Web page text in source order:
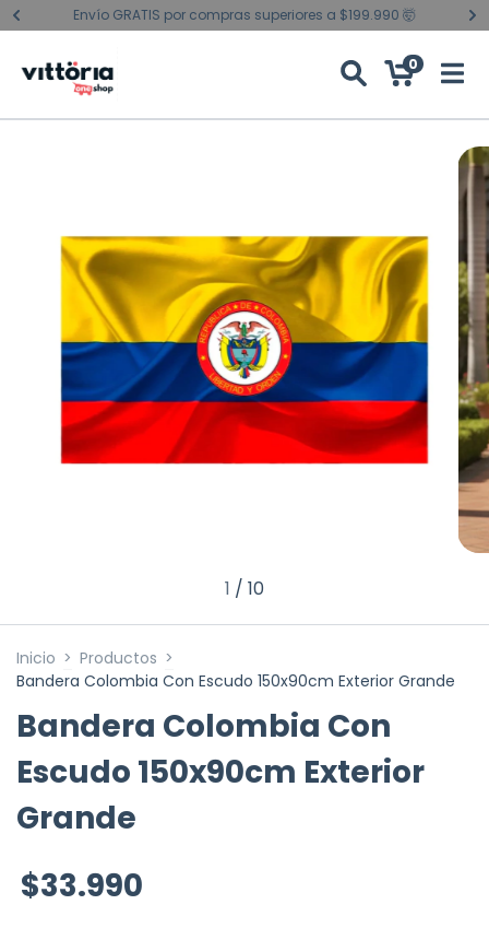
Envío GRATIS por compras superiores a $199.990 🤯
0
1 / 10
Inicio > Productos >
Bandera Colombia Con Escudo 150x90cm Exterior Grande
Bandera Colombia Con
Escudo 150x90cm Exterior
Grande
$33.990